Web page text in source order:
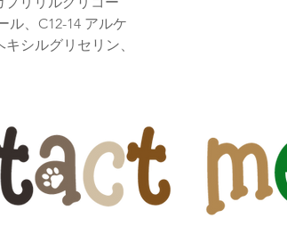
ル、C12-14 アルケ
シルグリセリン、